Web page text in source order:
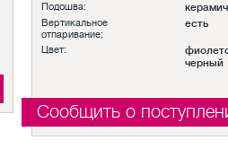
Подошва:
Вертикальное
отпаривание:
есть
Цвет:
черный
Сообщить о